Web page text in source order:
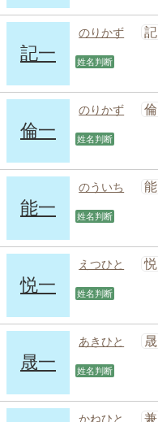
記一
のりかず 記
姓名判断
倫一
のりかず 倫
姓名判断
能一
のういち 能
姓名判断
悦一
えつひと 悦
姓名判断
晟一
あきひと 晟
姓名判断
かねひと 兼